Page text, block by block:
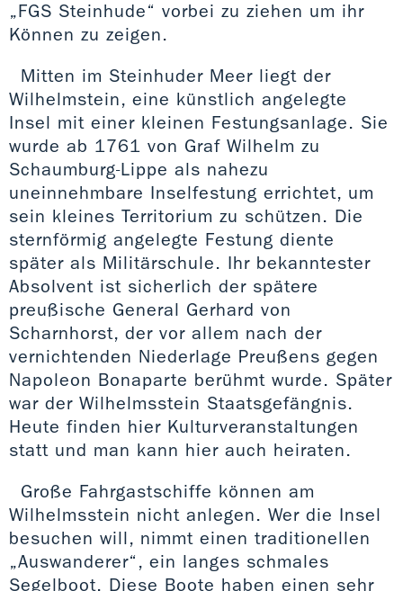
„FGS Steinhude“ vorbei zu ziehen um ihr
Können zu zeigen.
Mitten im Steinhuder Meer liegt der
Wilhelmstein, eine künstlich angelegte
Insel mit einer kleinen Festungsanlage. Sie
wurde ab 1761 von Graf Wilhelm zu
Schaumburg-Lippe als nahezu
uneinnehmbare Inselfestung errichtet, um
sein kleines Territorium zu schützen. Die
sternförmig angelegte Festung diente
später als Militärschule. Ihr bekanntester
Absolvent ist sicherlich der spätere
preußische General Gerhard von
Scharnhorst, der vor allem nach der
vernichtenden Niederlage Preußens gegen
Napoleon Bonaparte berühmt wurde. Später
war der Wilhelmsstein Staatsgefängnis.
Heute finden hier Kulturveranstaltungen
statt und man kann hier auch heiraten.
Große Fahrgastschiffe können am
Wilhelmsstein nicht anlegen. Wer die Insel
besuchen will, nimmt einen traditionellen
„Auswanderer“, ein langes schmales
Segelboot. Diese Boote haben einen sehr